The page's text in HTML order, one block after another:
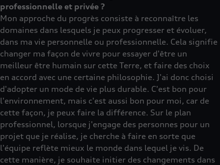
professionnelle et privée ?
Mon approche du progrès consiste à reconnaître les
domaines dans lesquels je peux progresser et évoluer,
dans ma vie personnelle ou professionnelle. Cela signifie
changer ma façon de vivre pour essayer d'être un
meilleur être humain sur cette Terre, et faire des choix
en accord avec une certaine philosophie. J'ai donc choisi
d'adopter un mode de vie plus durable. C'est bon pour
l'environnement, mais c'est aussi bon pour moi, car de
cette façon, je peux faire la différence. Sur le plan
professionnel, lorsque j'engage des personnes pour un
projet que je réalise, je cherche à faire en sorte que
l'équipe reflète mieux le monde dans lequel je vis. De
cette manière, je souhaite initier des changements dans